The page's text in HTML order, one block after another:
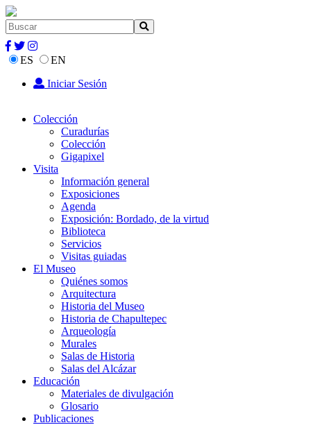
ES
EN
Iniciar Sesión
Colección
Curadurías
Colección
Gigapixel
Visita
Información general
Exposiciones
Agenda
Exposición: Bordado, de la virtud
Biblioteca
Servicios
Visitas guiadas
El Museo
Quiénes somos
Arquitectura
Historia del Museo
Historia de Chapultepec
Arqueología
Murales
Salas de Historia
Salas del Alcázar
Educación
Materiales de divulgación
Glosario
Publicaciones